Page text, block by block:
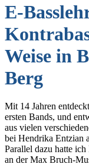
E-
Weise in
Berg
Mit 14 Jahren
ersten Bands, und
aus vielen
bei Hendrika Entzian
Parallel dazu hatte
an der Max Bruch-